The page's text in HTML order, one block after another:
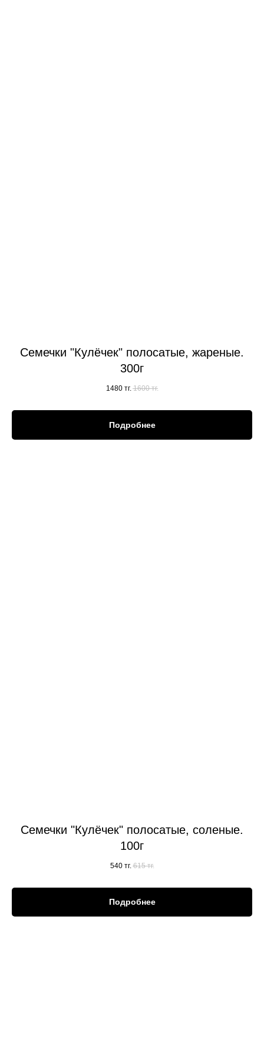
Семечки "Кулёчек" полосатые, жареные.
300г
1480 тг. 1600 тг.
Подробнее
Семечки "Кулёчек" полосатые, соленые.
100г
540 тг. 615 тг.
Подробнее